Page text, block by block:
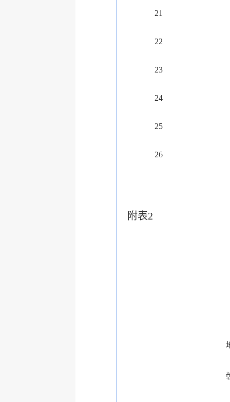
21
22
23
24
25
26
附表2